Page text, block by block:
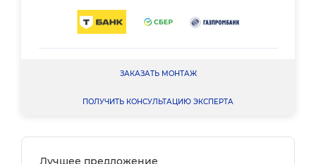
ЗАКАЗАТЬ МОНТАЖ
ПОЛУЧИТЬ КОНСУЛЬТАЦИЮ ЭКСПЕРТА
Лучшее предложение